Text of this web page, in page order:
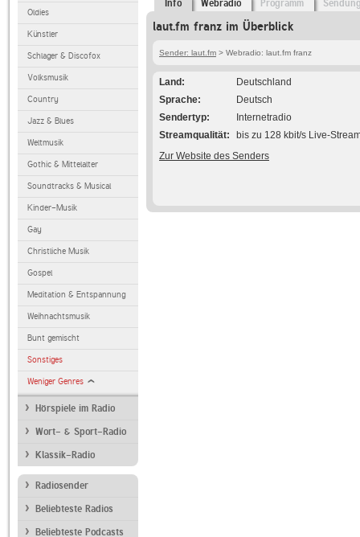
Oldies
Künstler
Schlager & Discofox
Volksmusik
Country
Jazz & Blues
Weltmusik
Gothic & Mittelalter
Soundtracks & Musical
Kinder-Musik
Gay
Christliche Musik
Gospel
Meditation & Entspannung
Weihnachtsmusik
Bunt gemischt
Sonstiges
Weniger Genres
Hörspiele im Radio
Wort- & Sport-Radio
Klassik-Radio
Radiosender
Beliebteste Radios
Beliebteste Podcasts
Info Webradio Programm
laut.fm franz im Überblick
Sender: laut.fm > Webradio: laut.fm franz
Land
Deutschland
Sprache
Deutsch
Sendertyp
Internetradio
Streamqualität
bis zu 128 kbit/s Live-
Zur Website des Senders